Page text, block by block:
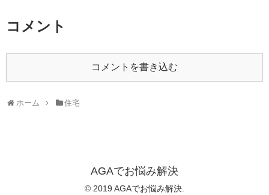
コメント
コメントを書き込む
ホーム 住宅
AGAでお悩み解決
© 2019 AGAでお悩み解決.